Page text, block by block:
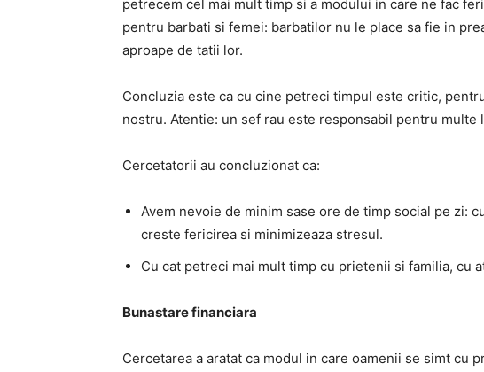
petrecem cel mai mult timp si a modului in care ne fac
pentru barbati si femei: barbatilor nu le place sa fie in
aproape de tatii lor.
Concluzia este ca cu cine petreci timpul este critic,
nostru. Atentie: un sef rau este responsabil pentru multe
Cercetatorii au concluzionat ca:
Avem nevoie de minim sase ore de timp social pe zi:
creste fericirea si minimizeaza stresul.
Cu cat petreci mai mult timp cu prietenii si familia, cu
Bunastare financiara
Cercetarea a aratat ca modul in care oamenii se simt cu